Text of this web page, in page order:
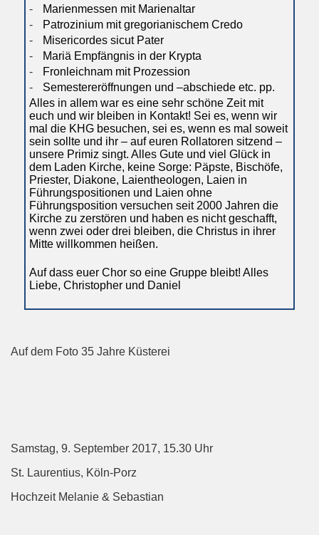
-
Marienmessen mit Marienaltar
-
Patrozinium mit gregorianischem Credo
-
Misericordes sicut Pater
-
Mariä Empfängnis in der Krypta
-
Fronleichnam mit Prozession
-
Semestereröffnungen und –abschiede etc. pp.
Alles in allem war es eine sehr schöne Zeit mit
euch und wir bleiben in Kontakt! Sei es, wenn wir
mal die KHG besuchen, sei es, wenn es mal soweit
sein sollte und ihr – auf euren Rollatoren sitzend –
unsere Primiz singt. Alles Gute und viel Glück in
dem Laden Kirche, keine Sorge: Päpste, Bischöfe,
Priester, Diakone, Laientheologen, Laien in
Führungspositionen und Laien ohne
Führungsposition versuchen seit 2000 Jahren die
Kirche zu zerstören und haben es nicht geschafft,
wenn zwei oder drei bleiben, die Christus in ihrer
Mitte willkommen heißen.
Auf dass euer Chor so eine Gruppe bleibt! Alles
Liebe, Christopher und Daniel
Auf dem Foto 35 Jahre Küsterei
Samstag, 9. September 2017, 15.30 Uhr
St. Laurentius, Köln-Porz
Hochzeit Melanie & Sebastian